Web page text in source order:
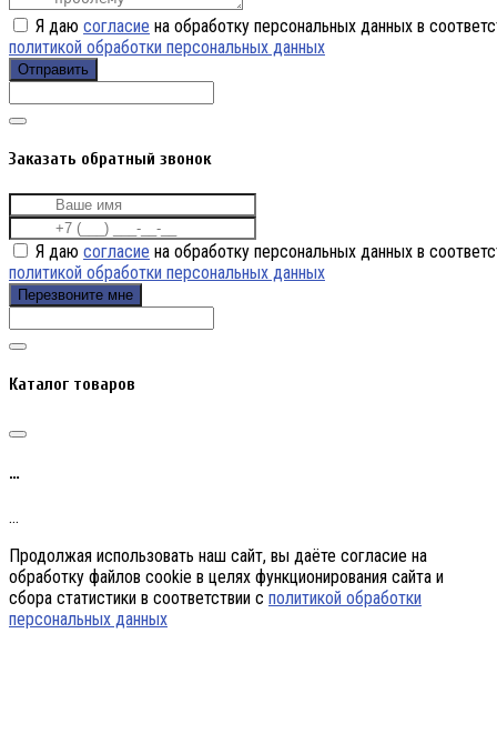
Я даю согласие на обработку персональных данных в
политикой обработки персональных данных
Отправить
Заказать обратный звонок
Я даю согласие на обработку персональных данных в
политикой обработки персональных данных
Перезвоните мне
Каталог товаров
…
…
Продолжая использовать наш сайт, вы даёте согласие на
обработку файлов cookie в целях функционирования сайта и
сбора статистики в соответствии с политикой обработки
персональных данных